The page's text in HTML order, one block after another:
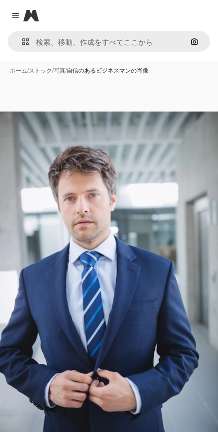
Close menu
Magnific
画像で
ホーム/ストック/写真/自信のあるビジネスマンの肖像